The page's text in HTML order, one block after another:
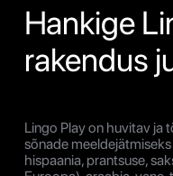
Hankige
rakendus
Lingo Play on huvitav ja
sõnade
hispaania, prantsuse,